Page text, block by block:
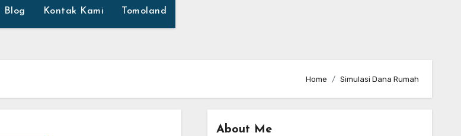
Blog Kontak Kami Tomoland
Home Simulasi Dana Rumah
About Me